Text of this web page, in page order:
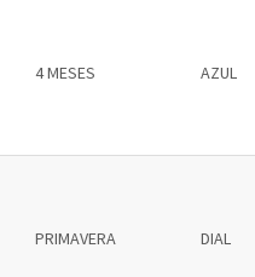
4 MESES AZUL
PRIMAVERA DIAL